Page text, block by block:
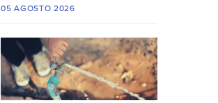
05 AGOSTO 2026